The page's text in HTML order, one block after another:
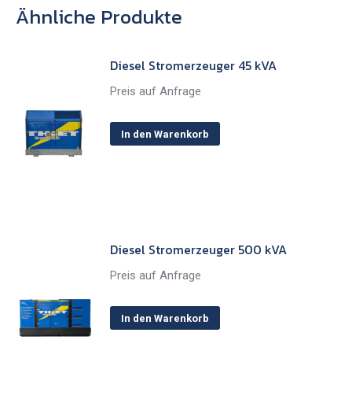
Ähnliche Produkte
Diesel Stromerzeuger 45 kVA
Preis auf Anfrage
In den Warenkorb
Diesel Stromerzeuger 500 kVA
Preis auf Anfrage
In den Warenkorb